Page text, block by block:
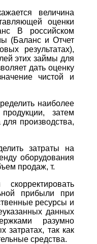
величина
оценки
В российском
(Баланс и Отчет
результатах),
этих займы для
дать оценку
чистой и
наиболее
затем
производства,
затраты на
оборудования
продаж, т.
прибыли при
ресурсы и
данных
разумно
затратах, так как
средства.